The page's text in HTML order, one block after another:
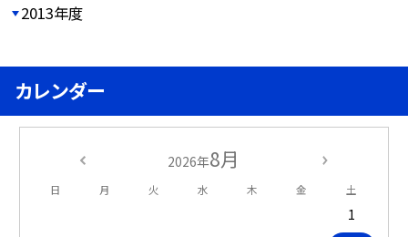
2013年度
カレンダー
2026年8月
日 月 火 水 木 金 土
1